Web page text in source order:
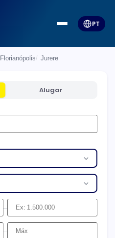
PT
Florianópolis Jurere
Alugar
–
–